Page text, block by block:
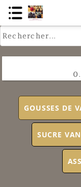
GOUSSES DE
SUCRE